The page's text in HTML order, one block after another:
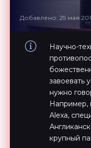
Добавлено: 29 мая
Научно-
завоевать
нужно
Например,
Alexa,
крупный